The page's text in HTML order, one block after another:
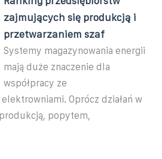
zajmujących się produkcją i
przetwarzaniem szaf
Systemy magazynowania energii
mają duże znaczenie dla
współpracy ze
Oprócz działań w
popytem,